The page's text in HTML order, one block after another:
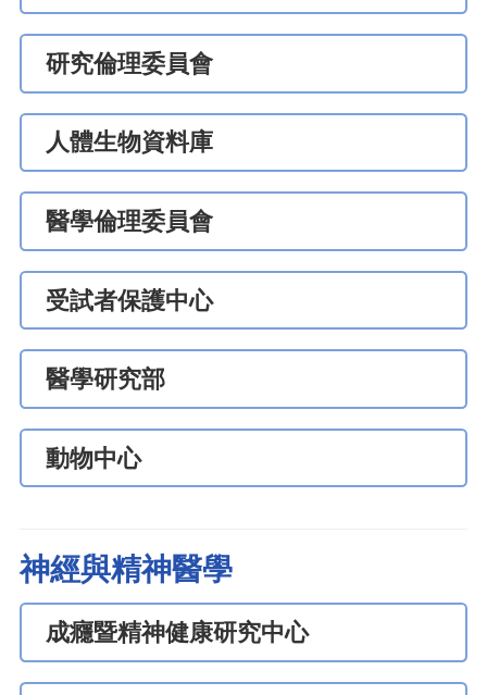
研究倫理委員會
人體生物資料庫
醫學倫理委員會
受試者保護中心
醫學研究部
動物中心
神經與精神醫學
成癮暨精神健康研究中心